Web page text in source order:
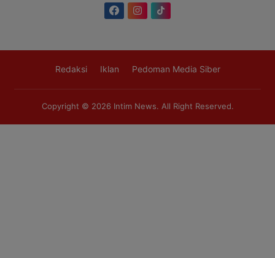
Redaksi Iklan Pedoman Media Siber
Copyright © 2026 Intim News. All Right Reserved.